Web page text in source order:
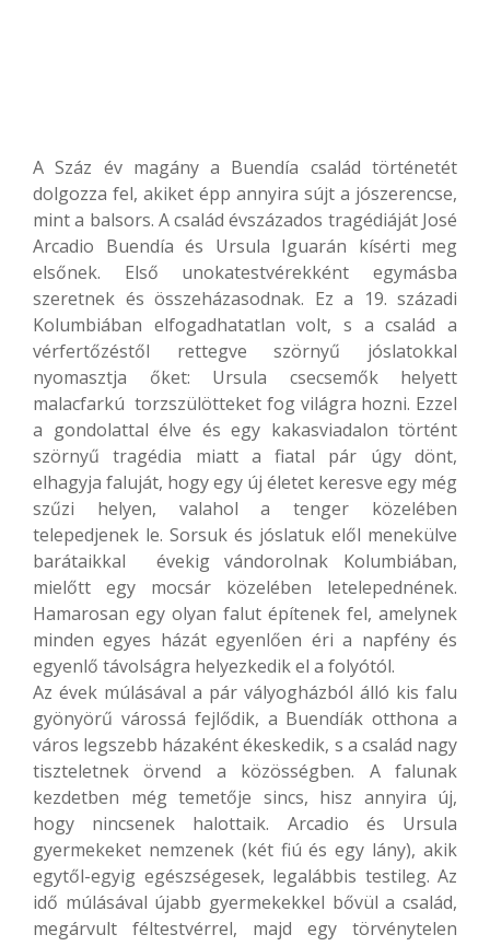
A Száz év magány a Buendía család történetét
dolgozza fel, akiket épp annyira sújt a jószerencse,
mint a balsors. A család évszázados tragédiáját José
Arcadio Buendía és Ursula Iguarán kísérti meg
elsőnek. Első unokatestvérekként egymásba
szeretnek és összeházasodnak. Ez a 19. századi
Kolumbiában elfogadhatatlan volt, s a család a
vérfertőzéstől rettegve szörnyű jóslatokkal
nyomasztja őket: Ursula csecsemők helyett
malacfarkú torzszülötteket fog világra hozni. Ezzel
a gondolattal élve és egy kakasviadalon történt
szörnyű tragédia miatt a fiatal pár úgy dönt,
elhagyja faluját, hogy egy új életet keresve egy még
szűzi helyen, valahol a tenger közelében
telepedjenek le. Sorsuk és jóslatuk elől menekülve
barátaikkal évekig vándorolnak Kolumbiában,
mielőtt egy mocsár közelében letelepednének.
Hamarosan egy olyan falut építenek fel, amelynek
minden egyes házát egyenlően éri a napfény és
egyenlő távolságra helyezkedik el a folyótól.
Az évek múlásával a pár vályogházból álló kis falu
gyönyörű várossá fejlődik, a Buendíák otthona a
város legszebb házaként ékeskedik, s a család nagy
tiszteletnek örvend a közösségben. A falunak
kezdetben még temetője sincs, hisz annyira új,
hogy nincsenek halottaik. Arcadio és Ursula
gyermekeket nemzenek (két fiú és egy lány), akik
egytől-egyig egészségesek, legalábbis testileg. Az
idő múlásával újabb gyermekekkel bővül a család,
megárvult féltestvérrel, majd egy törvénytelen